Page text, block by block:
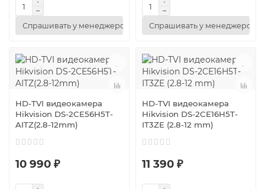
Спрашивать у менеджеров Спрашивать у менеджеров
HD-TVI видеокамера
Hikvision DS-2CE56H5T-
AITZ(2.8-12mm)
10 990 ₽
HD-TVI видеокамера
Hikvision DS-2CE16H5T-
IT3ZE (2.8-12 mm)
11 390 ₽